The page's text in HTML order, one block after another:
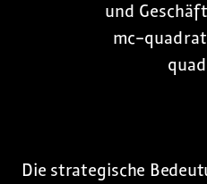
und
mc-
Die strategische